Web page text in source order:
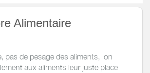
Alimentaire
pas de pesage des aliments, on
aux aliments leur juste place